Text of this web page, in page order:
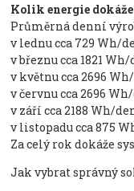
Kolik energie
Průměrná denní
v lednu cca 729 Wh/
v březnu cca 1821 Wh/
v květnu cca 2696
v červnu cca 2696
v září cca 2188 Wh/
v listopadu cca 875
Za celý rok dokáže
Jak vybrat správný